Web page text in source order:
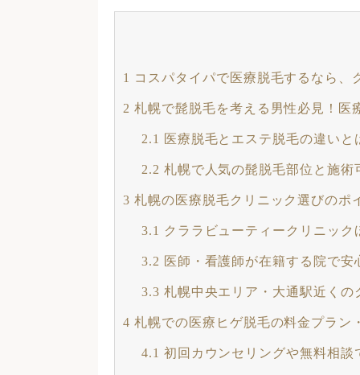
1 コスパタイパで医療脱毛するなら
2 札幌で髭脱毛を考える男性必見！医
2.1 医療脱毛とエステ脱毛の違い
2.2 札幌で人気の髭脱毛部位と施
3 札幌の医療脱毛クリニック選びのポ
3.1 クララビューティークリニッ
3.2 医師・看護師が在籍する院で
3.3 札幌中央エリア・大通駅近く
4 札幌での医療ヒゲ脱毛の料金プラン
4.1 初回カウンセリングや無料相